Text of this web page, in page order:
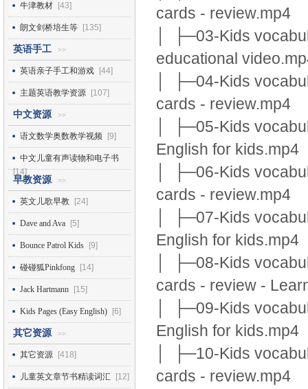
牛津教材 [43]
朗文剑桥培生等 [135]
英语手工 >>
英语亲子手工和游戏 [44]
主题英语教学资源 [107]
中文资源 >>
语文数学奥数教学视频 [9]
中文儿童有声读物和电子书
[14]
早教资源 >>
英文儿歌早教 [24]
Dave and Ava [5]
Bounce Patrol Kids [9]
碰碰狐Pinkfong [14]
Jack Hartmann [15]
Kids Pages (Easy English) [6]
其它资源 >>
其它资源 [418]
儿童英文章节书精读词汇 [12]
cards - review.mp4
│ ├─03-Kids
educational
│ ├─04-Kids
cards - review.mp4
│ ├─05-Kids
English for kids.mp4
│ ├─06-Kids
cards - review.mp4
│ ├─07-Kids
English for kids.mp4
│ ├─08-Kids
cards - review -
│ ├─09-Kids
English for kids.mp4
│ ├─10-Kids
cards - review.mp4